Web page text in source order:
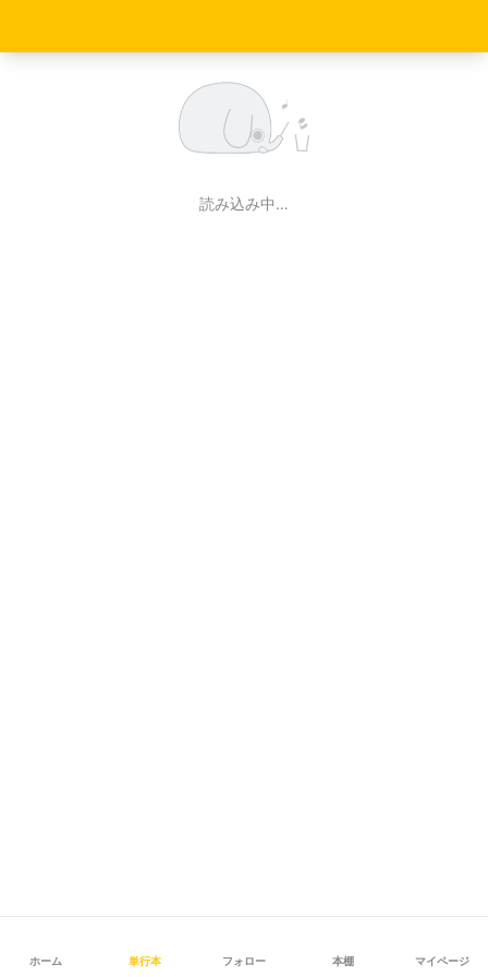
読み込み中…
ホーム 単行本 フォロー 本棚 マイページ